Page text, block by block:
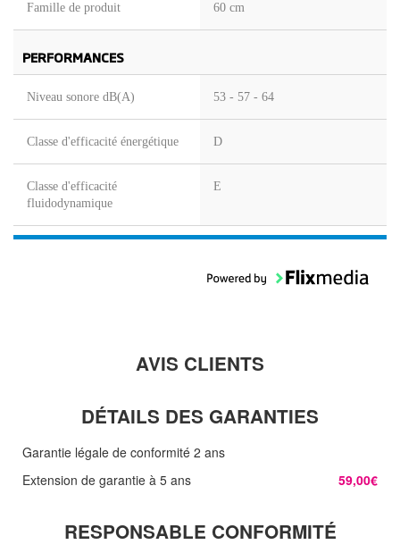
Famille de produit 60 cm
PERFORMANCES
Niveau sonore dB(A) 53 - 57 - 64
Classe d'efficacité énergétique D
Classe d'efficacité
fluidodynamique
E
AVIS CLIENTS
DÉTAILS DES GARANTIES
Garantie légale de conformité 2 ans
Extension de garantie à 5 ans
59,00€
RESPONSABLE CONFORMITÉ